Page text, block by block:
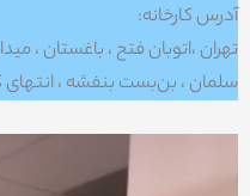
آدرس کارخانه:
سلمان ، بن‌بست بنفشه ،